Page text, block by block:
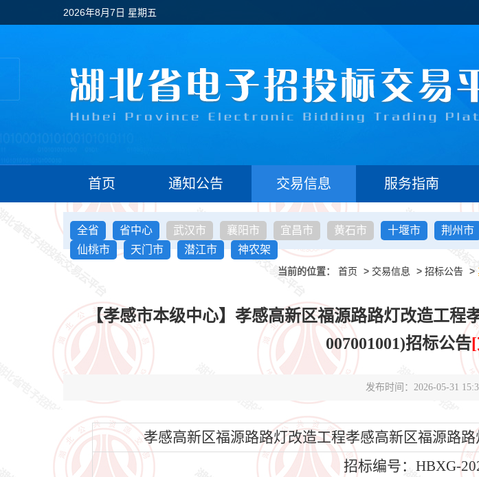
2026年8月7日 星期五
首页 通知公告 交易信息 服务指南
全省
省中心 武汉市 襄阳市 宜昌市 黄石市 十堰市 荆州市
仙桃市
天门市 潜江市 神农架
当前的位置： 首页 > 交易信息 > 招标公告 >
【孝感市本级中心】孝感高新区福源路路灯改造工程
007001001)招标公告
发布时间：2026-05-31
孝感高新区福源路路灯改造工程孝感高新区福源路
招标编号：HBXG-